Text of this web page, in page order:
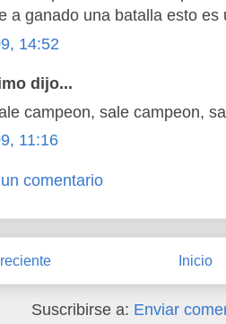
a ganado una batalla esto es
14:52
dijo...
campeon, sale campeon,
11:16
comentario
Inicio
Suscribirse a: Enviar